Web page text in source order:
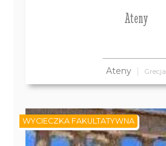
Ateny
Ateny Grecja
WYCIECZKA FAKULTATYWNA